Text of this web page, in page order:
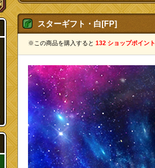
スターギフト・白[FP]
※この商品を購入すると 132 ショップポイント